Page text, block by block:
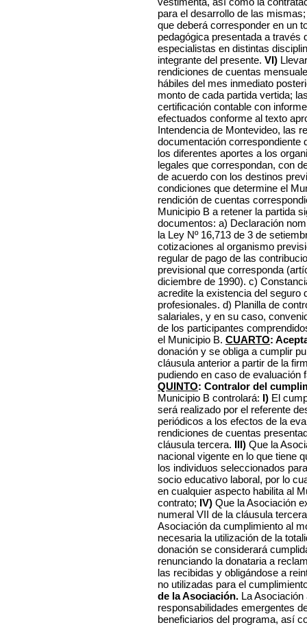
para el desarrollo de las
que deberá corresponder en un
pedagógica presentada a través
especialistas en distintas
integrante del presente. VI)
rendiciones de cuentas
hábiles del mes inmediato
monto de cada partida vertida;
certificación contable con
efectuados conforme al texto
Intendencia de Montevideo, las
documentación correspondiente
los diferentes aportes a los
legales que correspondan, con
de acuerdo con los destinos
condiciones que determine el
rendición de cuentas
Municipio B a retener la partida
documentos: a) Declaración
la Ley Nº 16,713 de 3 de
cotizaciones al organismo
regular de pago de las
previsional que corresponda
diciembre de 1990). c)
acredite la existencia del seguro
profesionales. d) Planilla de
salariales, y en su caso,
de los participantes
el Municipio B. CUARTO:
donación y se obliga a cumplir
cláusula anterior a partir de la
pudiendo en caso de
QUINTO: Contralor del
Municipio B controlará: I) El
será realizado por el referente
periódicos a los efectos de la
rendiciones de cuentas
cláusula tercera. III) Que la
nacional vigente en lo que tiene
los individuos seleccionados
socio educativo laboral, por lo
en cualquier aspecto habilita al
contrato; IV) Que la Asociación
numeral VII de la cláusula
Asociación da cumplimiento al
necesaria la utilización de la
donación se considerará
renunciando la donataria a
las recibidas y obligándose a
no utilizadas para el
de la Asociación. La
responsabilidades emergentes
beneficiarios del programa, así